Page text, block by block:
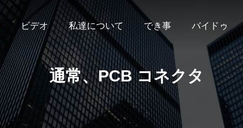
ビデオ 私達について でき事 バイドゥ
通常、PCB コネクタ